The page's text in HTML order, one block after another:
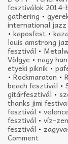
fesztiválok 2014-
gathering •
international jazz
• kaposfest •
louis amstrong
fesztivál •
Völgye • nagy
etyeki piknik •
• Rockmaraton •
beach fesztivál •
gitárfesztivál •
thanks jimi festival
fesztivál •
fesztivál • víz-
fesztivál •
Comment